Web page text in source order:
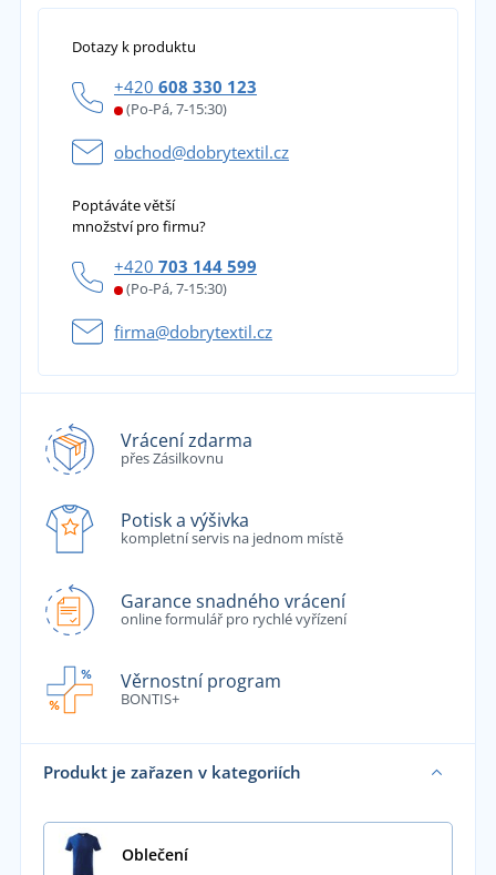
Dotazy k produktu
+420 608 330 123
(Po-Pá, 7-15:30)
obchod@dobrytextil.cz
Poptáváte větší
množství pro firmu?
+420 703 144 599
(Po-Pá, 7-15:30)
firma@dobrytextil.cz
Vrácení zdarma
přes Zásilkovnu
Potisk a výšivka
kompletní servis na jednom místě
Garance snadného vrácení
online formulář pro rychlé vyřízení
Věrnostní program
BONTIS+
Produkt je zařazen v kategoriích
Oblečení